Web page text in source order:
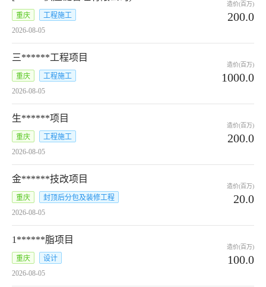
重庆
工程施工
2026-08-05
造价(百万)
200.0
三******工程项目
重庆
工程施工
2026-08-05
造价(百万)
1000.0
生******项目
重庆
工程施工
2026-08-05
造价(百万)
200.0
金******技改项目
重庆
封顶后分包及装修工程
2026-08-05
造价(百万)
20.0
1******脂项目
重庆
设计
2026-08-05
造价(百万)
100.0